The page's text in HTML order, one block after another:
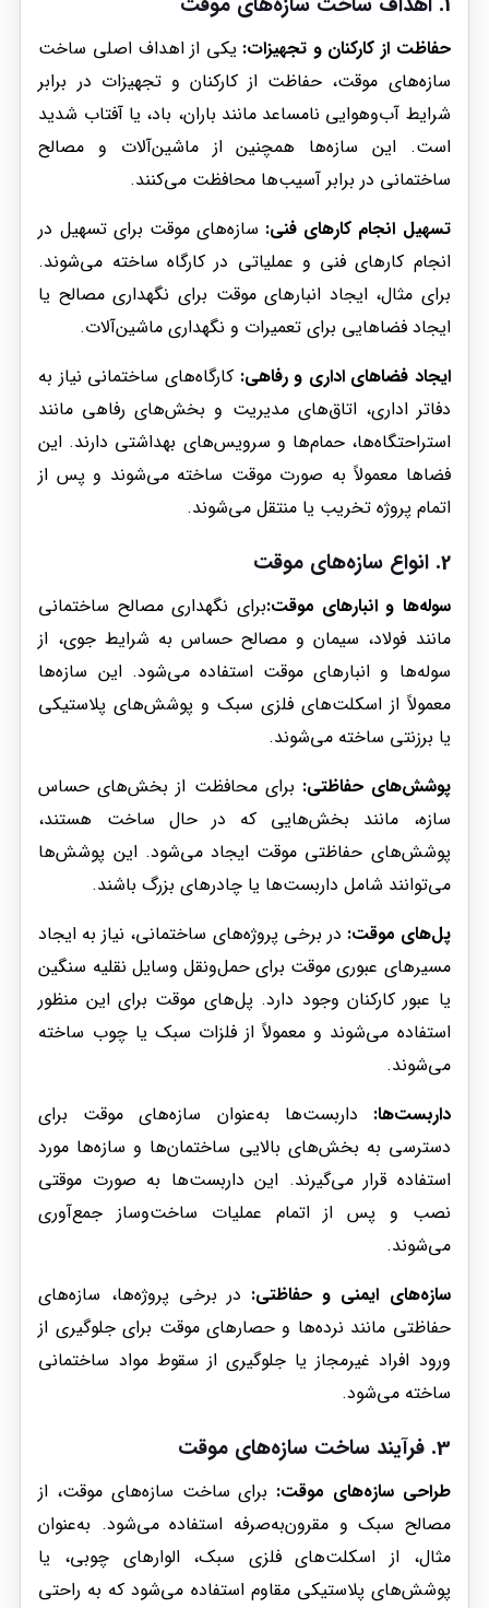
حفاظت از کارکنان و تجهیزات: یکی از اهداف اصلی ساخت
سازه‌های موقت، حفاظت از کارکنان و تجهیزات در برابر
شرایط آب‌وهوایی نامساعد مانند باران، باد، یا آفتاب شدید
است. این سازه‌ها همچنین از ماشین‌آلات و مصالح
ساختمانی در برابر آسیب‌ها محافظت می‌کنند.
تسهیل انجام کارهای فنی: سازه‌های موقت برای تسهیل در
انجام کارهای فنی و عملیاتی در کارگاه ساخته می‌شوند.
برای مثال، ایجاد انبارهای موقت برای نگهداری مصالح یا
ایجاد فضاهایی برای تعمیرات و نگهداری ماشین‌آلات.
ایجاد فضاهای اداری و رفاهی: کارگاه‌های ساختمانی نیاز به
دفاتر اداری، اتاق‌های مدیریت و بخش‌های رفاهی مانند
استراحتگاه‌ها، حمام‌ها و سرویس‌های بهداشتی دارند. این
فضاها معمولاً به صورت موقت ساخته می‌شوند و پس از
اتمام پروژه تخریب یا منتقل می‌شوند.
2. انواع سازه‌های موقت
سوله‌ها و انبارهای موقت:برای نگهداری مصالح ساختمانی
مانند فولاد، سیمان و مصالح حساس به شرایط جوی، از
سوله‌ها و انبارهای موقت استفاده می‌شود. این سازه‌ها
معمولاً از اسکلت‌های فلزی سبک و پوشش‌های پلاستیکی
یا برزنتی ساخته می‌شوند.
پوشش‌های حفاظتی: برای محافظت از بخش‌های حساس
سازه، مانند بخش‌هایی که در حال ساخت هستند،
پوشش‌های حفاظتی موقت ایجاد می‌شود. این پوشش‌ها
می‌توانند شامل داربست‌ها یا چادرهای بزرگ باشند.
پل‌های موقت: در برخی پروژه‌های ساختمانی، نیاز به ایجاد
مسیرهای عبوری موقت برای حمل‌ونقل وسایل نقلیه سنگین
یا عبور کارکنان وجود دارد. پل‌های موقت برای این منظور
استفاده می‌شوند و معمولاً از فلزات سبک یا چوب ساخته
می‌شوند.
داربست‌ها: داربست‌ها به‌عنوان سازه‌های موقت برای
دسترسی به بخش‌های بالایی ساختمان‌ها و سازه‌ها مورد
استفاده قرار می‌گیرند. این داربست‌ها به صورت موقتی
نصب و پس از اتمام عملیات ساخت‌وساز جمع‌آوری
می‌شوند.
سازه‌های ایمنی و حفاظتی: در برخی پروژه‌ها، سازه‌های
حفاظتی مانند نرده‌ها و حصارهای موقت برای جلوگیری از
ورود افراد غیرمجاز یا جلوگیری از سقوط مواد ساختمانی
ساخته می‌شود.
3. فرآیند ساخت سازه‌های موقت
طراحی سازه‌های موقت: برای ساخت سازه‌های موقت، از
مصالح سبک و مقرون‌به‌صرفه استفاده می‌شود. به‌عنوان
مثال، از اسکلت‌های فلزی سبک، الوارهای چوبی، یا
پوشش‌های پلاستیکی مقاوم استفاده می‌شود که به راحتی